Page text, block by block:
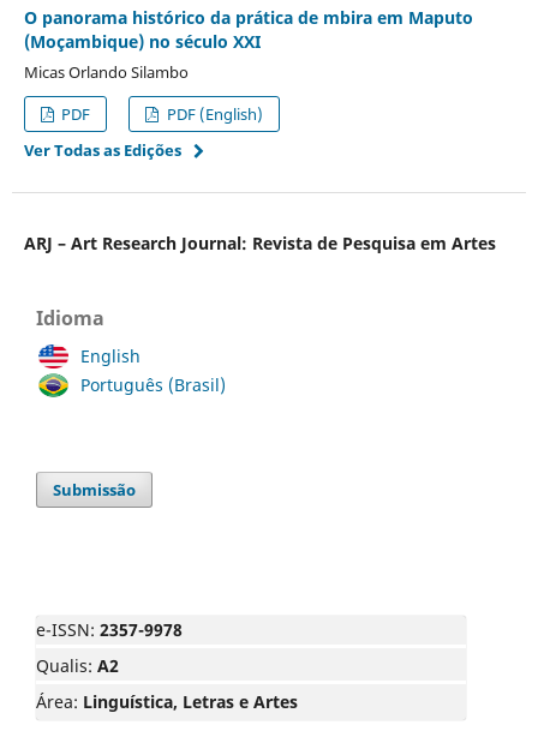
O panorama histórico da prática de mbira em Maputo
(Moçambique) no século XXI
Micas Orlando Silambo
PDF
PDF (English)
Ver Todas as Edições
ARJ – Art Research Journal: Revista de Pesquisa em Artes
Idioma
English
Português (Brasil)
Submissão
e-ISSN: 2357-9978
Qualis: A2
Área: Linguística, Letras e Artes